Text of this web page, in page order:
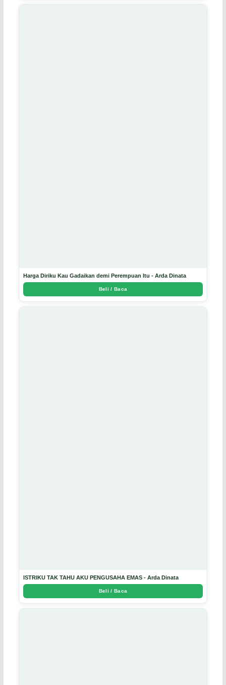
Harga Diriku Kau Gadaikan demi Perempuan Itu - Arda Dinata
Beli / Baca
ISTRIKU TAK TAHU AKU PENGUSAHA EMAS - Arda Dinata
Beli / Baca